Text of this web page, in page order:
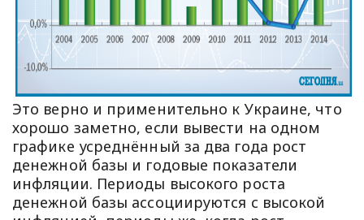
Это верно и применительно к Украине, что
хорошо заметно, если вывести на одном
графике усреднённый за два года рост
денежной базы и годовые показатели
инфляции. Периоды высокого роста
денежной базы ассоциируются с высокой